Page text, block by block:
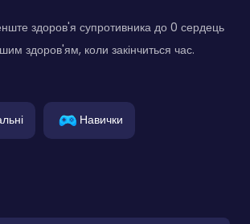
здоров'я супротивника до 0 сердець
здоров'ям, коли закінчиться час.
Навички